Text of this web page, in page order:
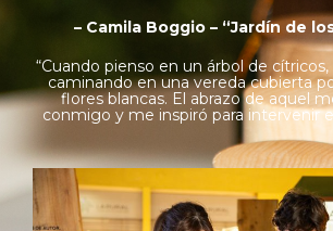
– Camila Boggio – “Jardín de
“Cuando pienso en un árbol de
caminando en una vereda cubierta
flores blancas. El abrazo de aquel
conmigo y me inspiró para intervenir